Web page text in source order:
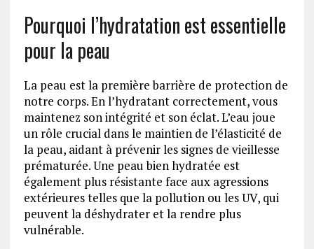
Pourquoi l’hydratation est essentielle
pour la peau
La peau est la première barrière de protection de
notre corps. En l’hydratant correctement, vous
maintenez son intégrité et son éclat. L’eau joue
un rôle crucial dans le maintien de l’élasticité de
la peau, aidant à prévenir les signes de vieillesse
prématurée. Une peau bien hydratée est
également plus résistante face aux agressions
extérieures telles que la pollution ou les UV, qui
peuvent la déshydrater et la rendre plus
vulnérable.